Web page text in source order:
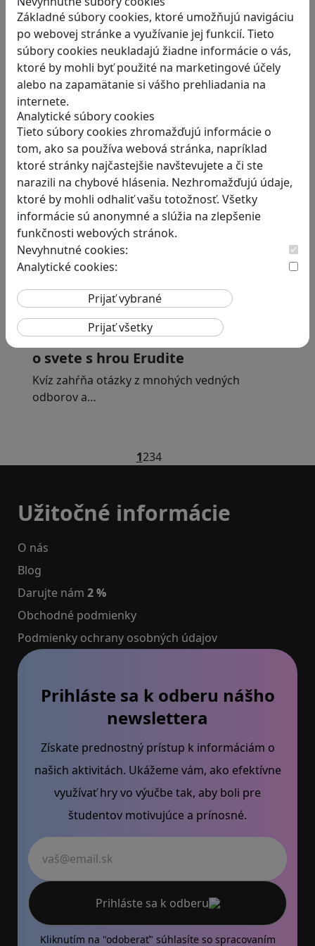
Základné súbory cookies, ktoré umožňujú navigáciu
po webovej stránke a využívanie jej funkcií. Tieto
súbory cookies neukladajú žiadne informácie o vás,
ktoré by mohli byť použité na marketingové účely
alebo na zapamätanie si vášho prehliadania na
internete.
Analytické súbory cookies
Tieto súbory cookies zhromažďujú informácie o
tom, ako sa používa webová stránka, napríklad
ktoré stránky najčastejšie navštevujete a či ste
narazili na chybové hlásenia. Nezhromažďujú údaje,
ktoré by mohli odhaliť vašu totožnosť. Všetky
informácie sú anonymné a slúžia na zlepšenie
funkčnosti webových stránok.
Nevyhnutné cookies:
Analytické cookies:
Smushi Come Home je roztomilá a relaxačná…
RECENZIE
Rébusy sú hlavolamy do vrecka,
ktoré potrápia aj logiku
Tieto kartičky poskytnú skvelú zábavu pre
celú…
Otestujete a rozšírte svoje znalosti
o svete s hrou Erudite
Kvíz zahŕňa otázky z mnohých vedných
odborov a…
1234
Užitočné informácie
O nás
Blog
Darujte nám 2 %
Obchodné podmienky
Podmienky ochrany osobných údajov
Prihláste sa k odberu nášho
newslettera
Získate prednostný prístup k informáciám o
našich aktivitách. Ukážeme vám, ako efektívne
využívať hry vo výučbe tak, aby boli pre
študentov motivujúce a prínosné.
Prihláste sa k odberu
Kliknutím na "odoberať" súhlasíte so spracovaním